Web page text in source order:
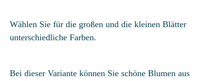
Wählen Sie für die großen und die kleinen Blätter
unterschiedliche Farben.
Bei dieser Variante können Sie schöne Blumen aus